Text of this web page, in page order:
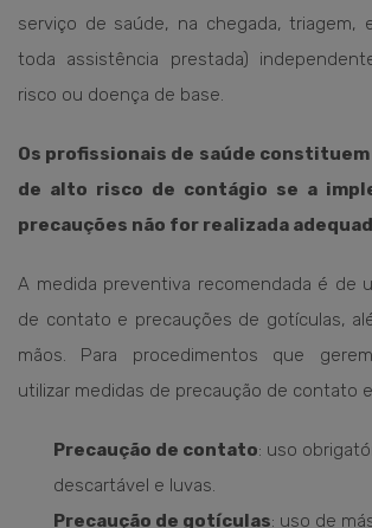
serviço de saúde, na chegada, triagem,
toda assistência prestada)
risco ou doença de base.
Os profissionais de saúde constituem
de alto risco de contágio se a
precauções não for realizada
A medida preventiva recomendada é de
de contato e precauções de gotículas,
mãos. Para procedimentos que gerem
utilizar medidas de precaução de contato
Precaução de contato: uso
descartável e luvas.
Precaução de gotículas: uso de